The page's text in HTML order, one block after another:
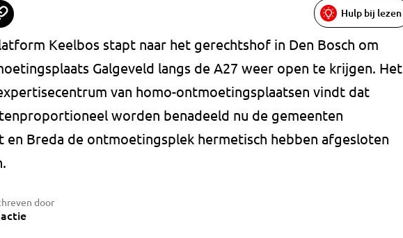
Hulp bij lezen
Keelbos stapt naar het gerechtshof in Den Bosch om
Galgeveld langs de A27 weer open te krijgen. Het
van homo-ontmoetingsplaatsen vindt dat
worden benadeeld nu de gemeenten
en Breda de ontmoetingsplek hermetisch hebben afgesloten
door